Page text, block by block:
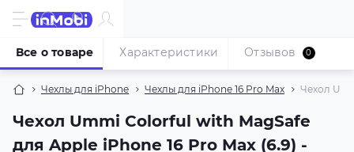
Чехлы для iPhone Чехлы для iPhone 16 Pro Max Чехол
Чехол Ummi Colorful with MagSafe
для Apple iPhone 16 Pro Max (6.9) -
Все о товаре Характеристики Отзывов 0